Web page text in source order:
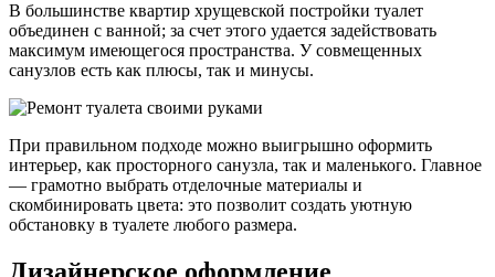
В большинстве квартир хрущевской постройки туалет
объединен с ванной; за счет этого удается задействовать
максимум имеющегося пространства. У совмещенных
санузлов есть как плюсы, так и минусы.
При правильном подходе можно выигрышно оформить
интерьер, как просторного санузла, так и маленького. Главное
— грамотно выбрать отделочные материалы и
скомбинировать цвета: это позволит создать уютную
обстановку в туалете любого размера.